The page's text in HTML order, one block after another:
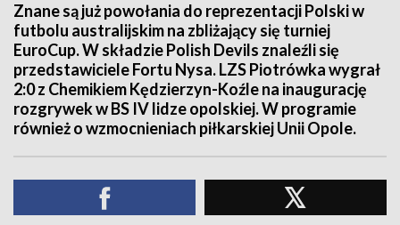
Znane są już powołania do reprezentacji Polski w
futbolu australijskim na zbliżający się turniej
EuroCup. W składzie Polish Devils znaleźli się
przedstawiciele Fortu Nysa. LZS Piotrówka wygrał
2:0 z Chemikiem Kędzierzyn-Koźle na inaugurację
rozgrywek w BS IV lidze opolskiej. W programie
również o wzmocnieniach piłkarskiej Unii Opole.